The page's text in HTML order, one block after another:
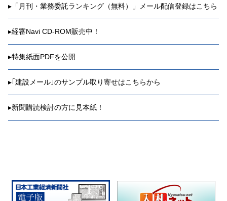
▸ 「月刊・業務委託ランキング（無料）」メール配信登録はこちら
▸経審Navi CD-ROM販売中！
▸特集紙面PDFを公開
▸｢建設メール｣のサンプル取り寄せはこちらから
▸新聞購読検討の方に見本紙！